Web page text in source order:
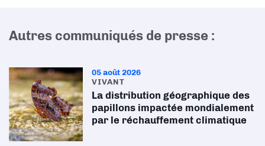
Autres communiqués de presse :
05 août 2026
VIVANT
La distribution géographique des
papillons impactée mondialement
par le réchauffement climatique